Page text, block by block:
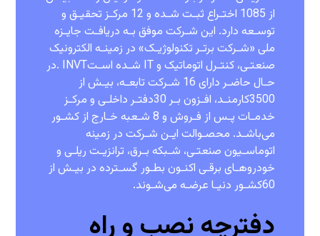
از ‪1085‬‬ ‫اختـراع ثبـت شـده و ‪ 12‬مرکـز تحقیـق و
توسـعه دارد‪ .‬این شـرکت موفق‬ ‫بـه دریافـت جایـزه
‫صنعتـی‪ ،‬کنتـرل اتوماتیک و ‪ IT‬شـده اسـت‪.‬‬‫‪ INVT‬در
3500‬کارمنـد‪،‬‬ ‫افـزون بـر 30‬دفتـر داخلـی و مرکـز
خدمـات پـس از فـروش و ‪ 8‬شـعبه‬ ‫خـارج از کشـور
می‌باشـد‪ .‬محصـوالت ایـن شـرکت در زمینه
اتوماسـیون‬ ‫صنعتـی‪ ،‬شـبکه بـرق‪ ،‬ترانزیـت ریلـی و
60‬کشـور دنیـا عرضـه می‌شـوند‪.‬‬
دفترچه نصب و راه